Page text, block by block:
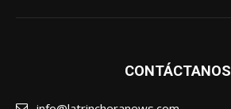
CONTÁCTANOS